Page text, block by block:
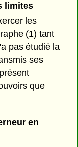
limites
les
(1) tant
pas étudié la
ses
que
en